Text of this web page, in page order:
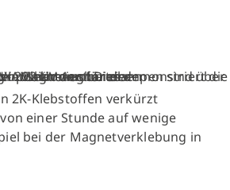
2K-Klebstoffen verkürzt
einer Stunde auf wenige
bei der Magnetverklebung in